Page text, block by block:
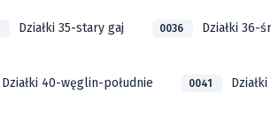
Działki 35-stary gaj 0036 Działki 36-
Działki 40-węglin-południe 0041